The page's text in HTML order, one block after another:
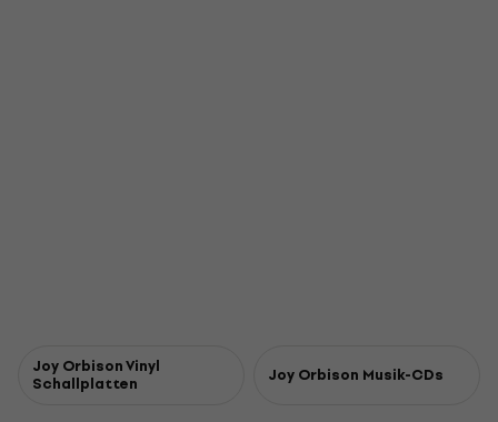
Joy Orbison Vinyl
Schallplatten Joy Orbison Musik-CDs